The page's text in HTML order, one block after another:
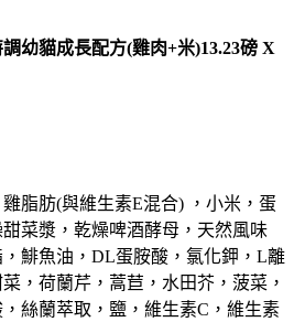
調幼貓成長配方(雞肉+米)13.23磅 X
脂肪(與維生素E混合) ，小米，蛋
菜漿，乾燥啤酒酵母，天然風味
鯡魚油，DL蛋胺酸，氯化鉀，L離
，荷蘭芹，蒿苣，水田芥，菠菜，
絲蘭萃取，鹽，維生素C，維生素